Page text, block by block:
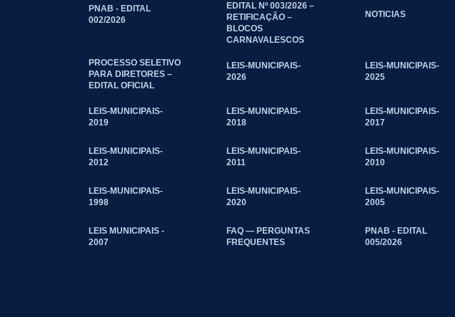
PNAB - EDITAL
002/2026
EDITAL Nº 003/2026 –
RETIFICAÇÃO –
BLOCOS
CARNAVALESCOS
NOTICIAS
PROCESSO SELETIVO
PARA DIRETORES –
EDITAL OFICIAL
LEIS-MUNICIPAIS-
2026
LEIS-MUNICIPAIS-
2025
LEIS-MUNICIPAIS-
2019
LEIS-MUNICIPAIS-
2018
LEIS-MUNICIPAIS-
2017
LEIS-MUNICIPAIS-
2012
LEIS-MUNICIPAIS-
2011
LEIS-MUNICIPAIS-
2010
LEIS-MUNICIPAIS-
1998
LEIS-MUNICIPAIS-
2020
LEIS-MUNICIPAIS-
2005
LEIS MUNICIPAIS -
2007
FAQ — PERGUNTAS
FREQUENTES
PNAB - EDITAL
005/2026